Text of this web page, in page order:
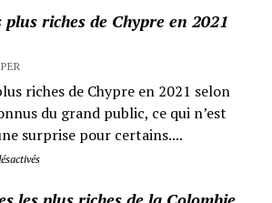
plus riches de Chypre en 2021
riches de Chypre en 2021 selon
du grand public, ce qui n’est
surprise pour certains....